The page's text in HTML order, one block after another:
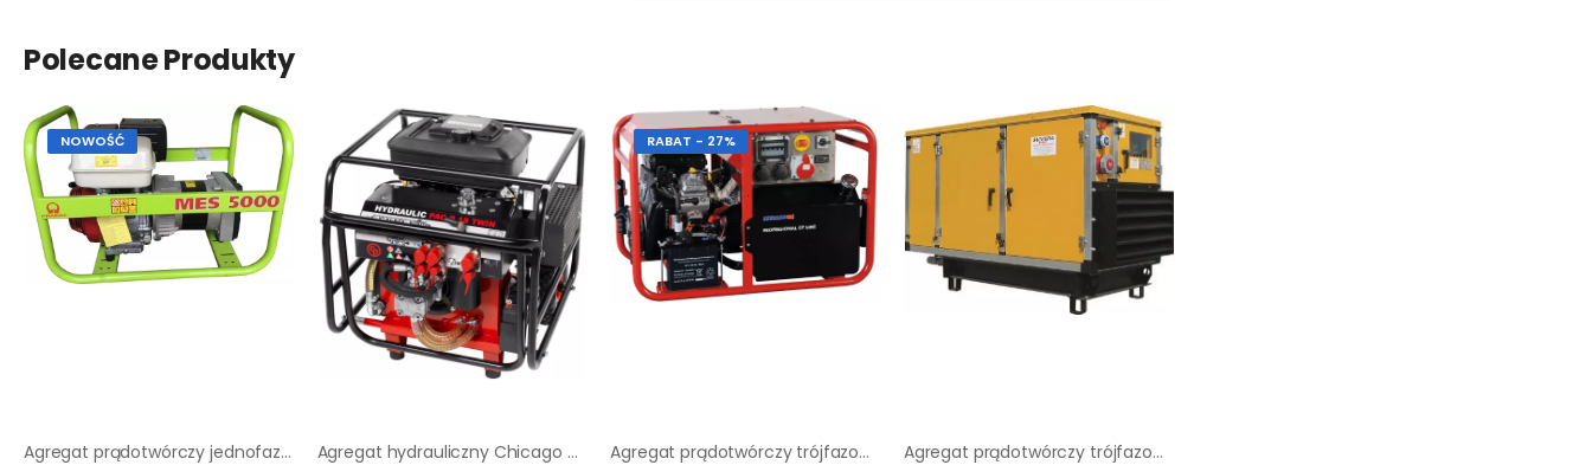
Polecane Produkty
NOWOŚĆ
Agregat prądotwórczy jednofazowy Pramac MES5000 Agregat hydrauliczny Chicago Pneumatic PAC P18 TWIN
RABAT - 27%
Agregat prądotwórczy trójfazowy Endress ESE 1006 DBS-GT ES Agregat prądotwórczy trójfazowy Sumera Motor SMG-20L-S